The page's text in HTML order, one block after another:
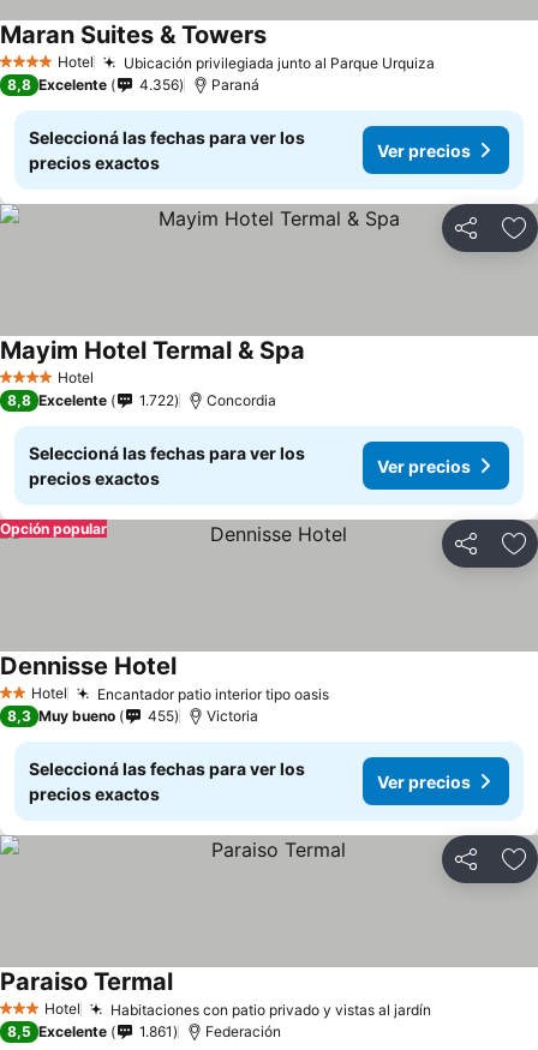
4 EstrellasHotel Ubicación privilegiada junto al Parque Urquiza
Maran Suites & Towers
8,8 Excelente 4.356 Paraná
Seleccioná las fechas para ver los
precios exactos
Ver precios
Compartir
4 EstrellasHotel
Mayim Hotel Termal & Spa
8,8 Excelente 1.722 Concordia
Seleccioná las fechas para ver los
precios exactos
Ver precios
Compartir
Opción popular
2 Estrellas
Hotel Encantador patio interior tipo oasis
Dennisse Hotel
8,3 Muy bueno 455 Victoria
Seleccioná las fechas para ver los
precios exactos
Ver precios
Compartir
3 Estrellas
Hotel Habitaciones con patio privado y vistas al jardín
Paraiso Termal
8,5 Excelente 1.861 Federación